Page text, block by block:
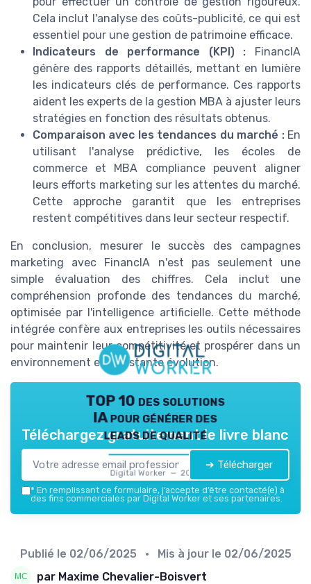
Cela inclut l'analyse des coûts-publicité, ce qui est
essentiel pour une gestion de patrimoine efficace.
Indicateurs de performance (KPI) : FinancIA
génère des rapports détaillés, mettant en lumière
les indicateurs clés de performance. Ces rapports
aident les experts de la gestion MBA à ajuster leurs
stratégies en fonction des résultats obtenus.
Comparaison avec les tendances du marché :En
utilisant l'analyse prédictive, les écoles de
commerce et MBA compliance peuvent aligner
leurs efforts marketing sur les attentes du marché.
Cette approche garantit que les entreprises
restent compétitives dans leur secteur respectif.
En conclusion, mesurer le succès des campagnes
marketing avec FinancIA n'est pas seulement une
simple évaluation des chiffres. Cela inclut une
compréhension profonde des tendances du marché,
optimisée par l'intelligence artificielle. Cette méthode
intégrée confère aux entreprises les outils nécessaires
pour maintenir leur compétitivité et prospérer dans un
environnement en constante évolution.
TOP 10 des solutions
IA pour générer des
leads de qualité
Digital Worker — 2026
Téléchargez gratuitement le livre blanc
➔ Télécharger
* En remplissant ce formulaire, j’accepte d’être contacté(e) à
des fins commerciales par Digital Worker et ses partenaires.
Publié le 02/06/2025 • Mis à jour le 02/06/2025
par Maxime Chevalier-Boisvert